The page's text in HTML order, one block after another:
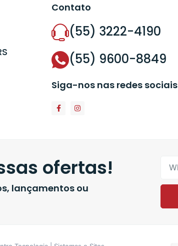
Contato
(55) 3222-4190
(55) 9600-8849
Siga-nos nas redes sociais
ofertas!
lançamentos ou